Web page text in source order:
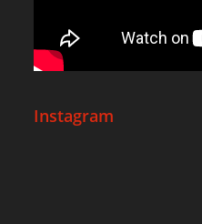
Instagram